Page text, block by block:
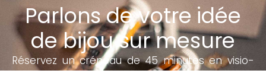
Parlons de votre idée
de bijou sur mesure
Réservez un créneau de 45 minutes en visio-
conférence. Nous échangerons sur votre projet